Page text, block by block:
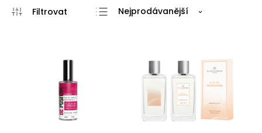
Nejprodávanější